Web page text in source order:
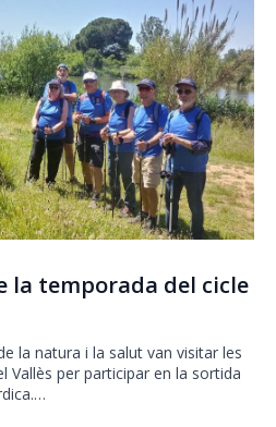
la temporada del cicle
la natura i la salut van visitar les
Vallès per participar en la sortida